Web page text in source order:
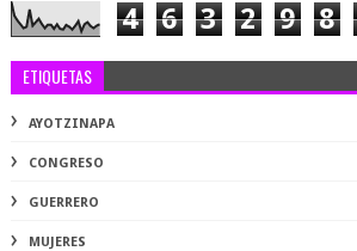
4 6 3 2 9 8
ETIQUETAS
AYOTZINAPA
CONGRESO
GUERRERO
MUJERES